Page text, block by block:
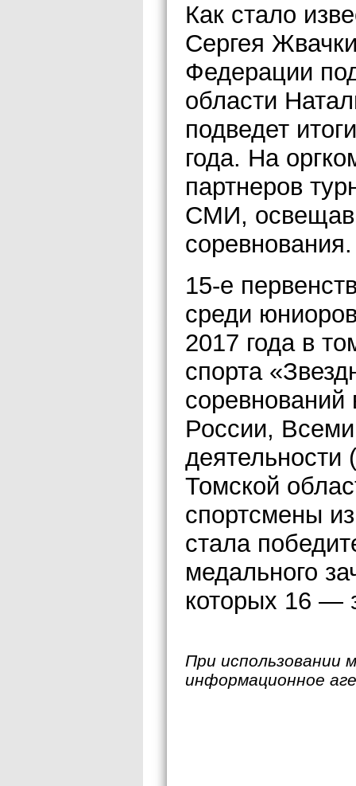
Как стало
Сергея
Федерации
области
подведет
года. На
партнеров
СМИ,
соревнования.
15-е
среди
2017 года в
спорта
соревнований
России,
деятельности
Томской
спортсмены
стала
медального
которых 16 —
При использовании
информационное